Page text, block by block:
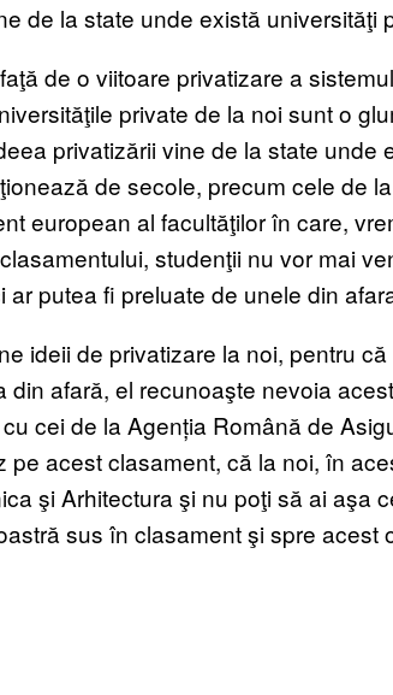
de la state unde există universităţi
de o viitoare privatizare a
private de la noi sunt o
privatizării vine de la state unde
de secole, precum cele de
european al facultăţilor în care,
studenţii nu vor mai
ar putea fi preluate de unele din
ideii de privatizare la noi, pentru
din afară, el recunoaşte nevoia
cei de la Agenția Română de
pe acest clasament, că la noi, în
şi Arhitectura şi nu poţi să ai aşa
sus în clasament şi spre acest